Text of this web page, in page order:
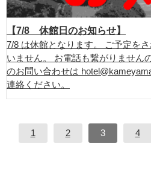
【7/8 休館日のお知らせ】
7/8 は休館となります。 ご予定を
いません。 お電話も繋がりません
のお問い合わせは
連絡ください。
1 2 3 4